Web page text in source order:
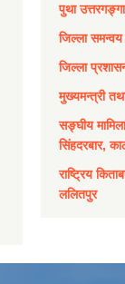
पुथा
जिल्ला समन्वय
जिल्ला
मुख्यमन्त्री
सङ्घीय
सिंहदरबार,
राष्ट्रिय
ललितपुर